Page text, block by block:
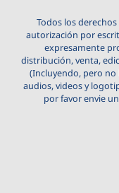
Todos los
autorización por
expresamente
distribución, venta,
(Incluyendo, pero
audios, videos y
por favor envie